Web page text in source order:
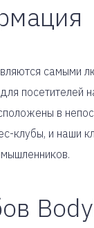
самыми
посетителей
в
клубы, и наши